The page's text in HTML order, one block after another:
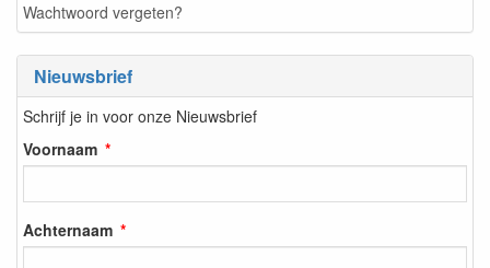
Wachtwoord vergeten?
Nieuwsbrief
Schrijf je in voor onze Nieuwsbrief
Voornaam
Achternaam